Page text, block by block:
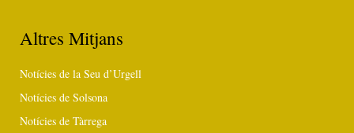
Altres Mitjans
Notícies de la Seu d’Urgell
Notícies de Solsona
Notícies de Tàrrega